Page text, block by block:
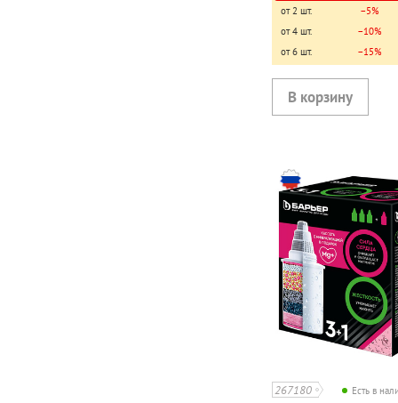
от 2 шт.
−5%
от 4 шт.
−10%
от 6 шт.
−15%
267180 Есть в